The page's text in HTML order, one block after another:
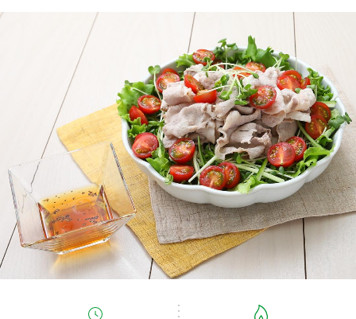
商品カテゴリ
酢 調味酢
お酢ドリンク ぽん酢
みりん風・料理酒 鍋用調味料
つゆ
新商品一覧
キャンペーン情報
ブランド・スペシャルサイト
ブランド・スペシャルサイト トップ
商品ブランドサイト
Fibee（ファイビー）
くらしプラ酢
お酢ドリンク
企業情報
国内事業概要